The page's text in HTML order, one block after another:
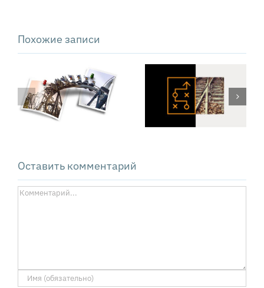
Похожие записи
Техника PSDM:
как решать
сложные
Оставить комментарий
Комментарий